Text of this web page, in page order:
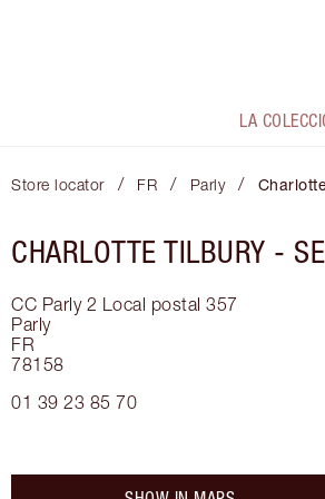
LA
Store locator / FR / Parly /
CHARLOTTE TILBURY -
CC Parly 2 Local postal 357
Parly
FR
78158
01 39 23 85 70